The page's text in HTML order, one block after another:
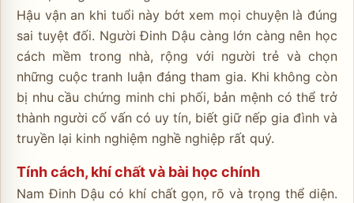
Hậu vận an khi tuổi này bớt xem mọi chuyện là đúng
sai tuyệt đối. Người Đinh Dậu càng lớn càng nên học
cách mềm trong nhà, rộng với người trẻ và chọn
những cuộc tranh luận đáng tham gia. Khi không còn
bị nhu cầu chứng minh chi phối, bản mệnh có thể trở
thành người cố vấn có uy tín, biết giữ nếp gia đình và
truyền lại kinh nghiệm nghề nghiệp rất quý.
Tính cách, khí chất và bài học chính
Nam Đinh Dậu có khí chất gọn, rõ và trọng thể diện.